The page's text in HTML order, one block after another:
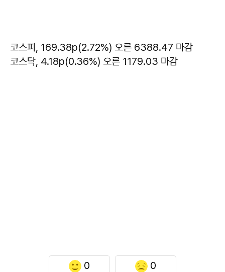
코스피, 169.38p(2.72%) 오른 6388.47 마감
코스닥, 4.18p(0.36%) 오른 1179.03 마감
0 0